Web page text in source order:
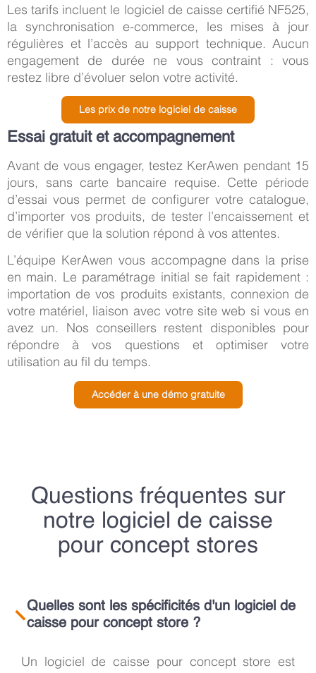
Les tarifs incluent le logiciel de caisse certifié NF525,
la synchronisation e-commerce, les mises à jour
régulières et l’accès au support technique. Aucun
engagement de durée ne vous contraint : vous
restez libre d’évoluer selon votre activité.
Les prix de notre logiciel de caisse
Essai gratuit et accompagnement
Avant de vous engager, testez KerAwen pendant 15
jours, sans carte bancaire requise. Cette période
d’essai vous permet de configurer votre catalogue,
d’importer vos produits, de tester l’encaissement et
de vérifier que la solution répond à vos attentes.
L’équipe KerAwen vous accompagne dans la prise
en main. Le paramétrage initial se fait rapidement :
importation de vos produits existants, connexion de
votre matériel, liaison avec votre site web si vous en
avez un. Nos conseillers restent disponibles pour
répondre à vos questions et optimiser votre
utilisation au fil du temps.
Accéder à une démo gratuite
Questions fréquentes sur
notre logiciel de caisse
pour concept stores
Quelles sont les spécificités d'un logiciel de
caisse pour concept store ?
Un logiciel de caisse pour concept store est